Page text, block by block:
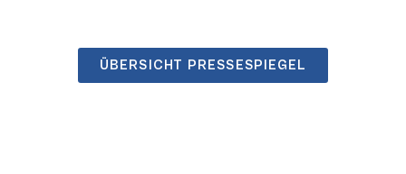
ÜBERSICHT PRESSESPIEGEL